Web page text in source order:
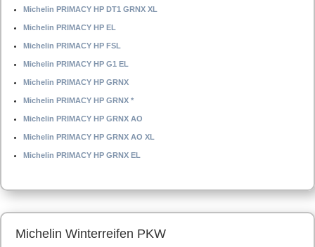
Michelin PRIMACY HP DT1 GRNX XL
Michelin PRIMACY HP EL
Michelin PRIMACY HP FSL
Michelin PRIMACY HP G1 EL
Michelin PRIMACY HP GRNX
Michelin PRIMACY HP GRNX *
Michelin PRIMACY HP GRNX AO
Michelin PRIMACY HP GRNX AO XL
Michelin PRIMACY HP GRNX EL
Michelin Winterreifen PKW